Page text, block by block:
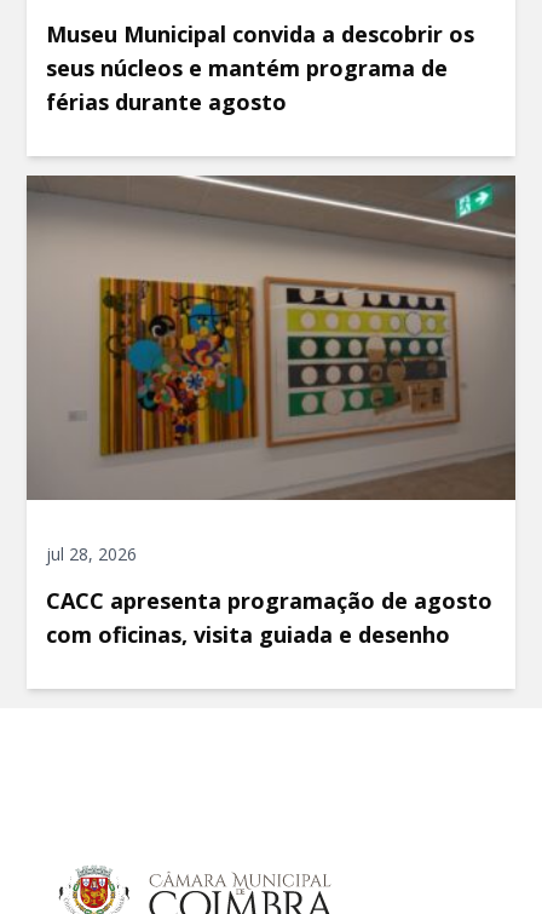
Museu Municipal convida a descobrir os
seus núcleos e mantém programa de
férias durante agosto
jul 28, 2026
CACC apresenta programação de agosto
com oficinas, visita guiada e desenho